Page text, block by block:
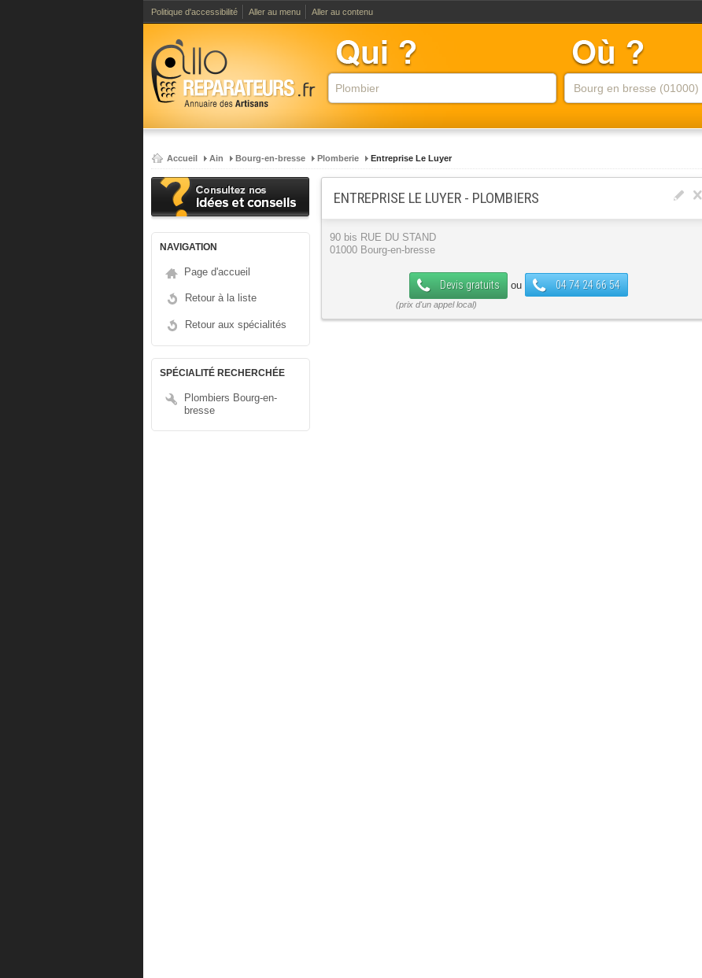
Politique d'accessibilité Aller au menu Aller au contenu
Accueil Ain Bourg-en-bresse Plomberie Entreprise Le Luyer
NAVIGATION
Page d'accueil
Retour à la liste
Retour aux spécialités
SPÉCIALITÉ RECHERCHÉE
Plombiers Bourg-en-
bresse
ENTREPRISE LE LUYER - PLOMBIERS
90 bis RUE DU STAND
01000 Bourg-en-bresse
Devis gratuits ou 04 74 24 66 54